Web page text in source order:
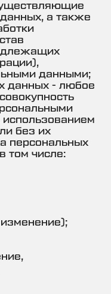
а также
данными;
данных - любое
без их
персональных
том числе: